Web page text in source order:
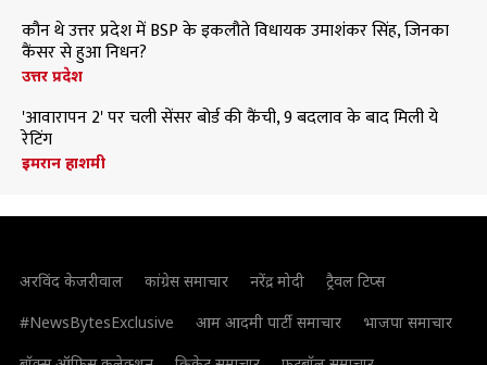
कौन थे उत्तर प्रदेश में BSP के इकलौते विधायक उमाशंकर सिंह, जिनका
कैंसर से हुआ निधन?
उत्तर प्रदेश
'आवारापन 2' पर चली सेंसर बोर्ड की कैंची, 9 बदलाव के बाद मिली ये
रेटिंग
इमरान हाशमी
अरविंद केजरीवाल कांग्रेस समाचार नरेंद्र मोदी
ट्रैवल टिप्स
#NewsBytesExclusive
आम आदमी पार्टी समाचार
भाजपा समाचार